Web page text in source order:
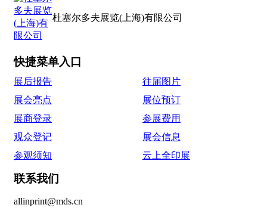
杜塞尔多夫展览(上海)有限公司
快捷菜单入口
展后报告
往届图片
展会亮点
展位预订
展商登录
参展费用
观众登记
展会信息
参观须知
云上全印展
联系我们
allinprint@mds.cn